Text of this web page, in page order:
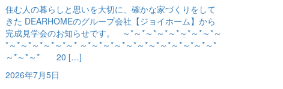
住む人の暮らしと思いを大切に、確かな家づくりをして
きた DEARHOMEのグループ会社【ジョイホーム】から
完成見学会のお知らせです。 ～*～*～*～*～*～*～*～*～
*～*～*～*～*～*～* ～*～*～*～*～*～*～*～*～*～*～*～*
～*～*～* 20 […]
2026年7月5日